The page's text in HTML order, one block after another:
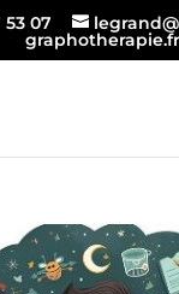
53 07
graphotherapie.fr